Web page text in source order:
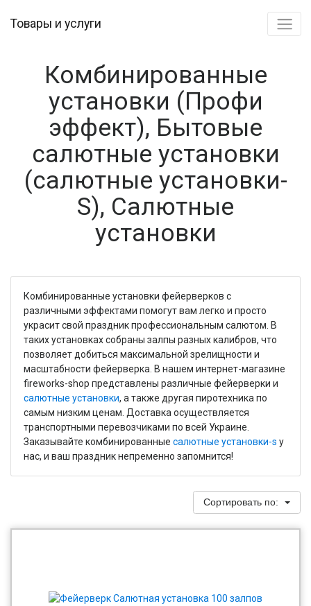
Товары и услуги
Комбинированные
установки (Профи
эффект), Бытовые
салютные установки
(салютные установки-
S), Салютные
установки
Комбинированные установки фейерверков с
различными эффектами помогут вам легко и просто
украсит свой праздник профессиональным салютом. В
таких установках собраны залпы разных калибров, что
позволяет добиться максимальной зрелищности и
масштабности фейерверка. В нашем интернет-магазине
fireworks-shop представлены различные фейерверки и
салютные установки, а также другая пиротехника по
самым низким ценам. Доставка осуществляется
транспортными перевозчиками по всей Украине.
Заказывайте комбинированные салютные установки-s у
нас, и ваш праздник непременно запомнится!
Сортировать по: